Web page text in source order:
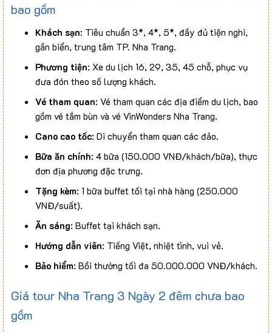
bao gồm
Khách sạn: Tiêu chuẩn 3*, 4*, 5*, đầy đủ tiện nghi,
gần biển, trung tâm TP. Nha Trang.
Phương tiện: Xe du lịch 16, 29, 35, 45 chỗ, phục vụ
đưa đón theo số lượng khách.
Vé tham quan: Vé tham quan các địa điểm du lịch, bao
gồm vé tắm bùn và vé VinWonders Nha Trang.
Cano cao tốc: Di chuyển tham quan các đảo.
Bữa ăn chính: 4 bữa (150.000 VNĐ/khách/bữa), thực
đơn địa phương đặc trưng.
Tặng kèm: 1 bữa buffet tối tại nhà hàng (250.000
VNĐ/suất).
Ăn sáng: Buffet tại khách sạn.
Hướng dẫn viên: Tiếng Việt, nhiệt tình, vui vẻ.
Bảo hiểm: Bồi thường tối đa 50.000.000 VNĐ/khách.
Giá tour Nha Trang 3 Ngày 2 đêm chưa bao
gồm